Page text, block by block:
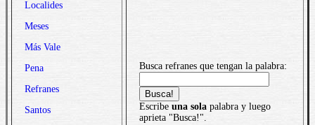
Localides
Meses
Más Vale
Pena
Refranes
Santos
Busca refranes que tengan la palabra:
Escribe una sola palabra y luego
aprieta "Busca!".